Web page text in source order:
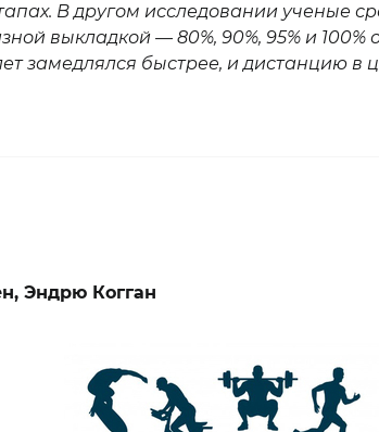
В другом исследовании ученые
выкладкой — 80%, 90%, 95% и 100%
замедлялся быстрее, и дистанцию в
Эндрю Когган